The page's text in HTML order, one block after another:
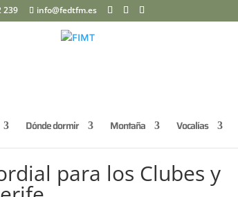
239 info@fedtfm.es
Dónde dormir Montaña Vocalías
para los Clubes y